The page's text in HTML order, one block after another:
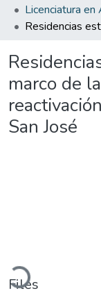
marco de
San José
Loading...
Files